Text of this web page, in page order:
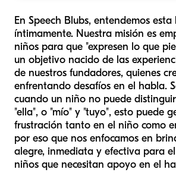
En Speech Blubs, entendemos esta
íntimamente. Nuestra misión es
niños para que "expresen lo que
un objetivo nacido de las
de nuestros fundadores, quienes
enfrentando desafíos en el habla.
cuando un niño no puede
"ella", o "mío" y "tuyo", esto puede
frustración tanto en el niño como
por eso que nos enfocamos en
alegre, inmediata y efectiva para
niños que necesitan apoyo en el